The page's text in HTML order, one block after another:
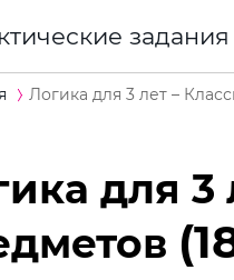
задания
Логика для 3 лет –
для 3